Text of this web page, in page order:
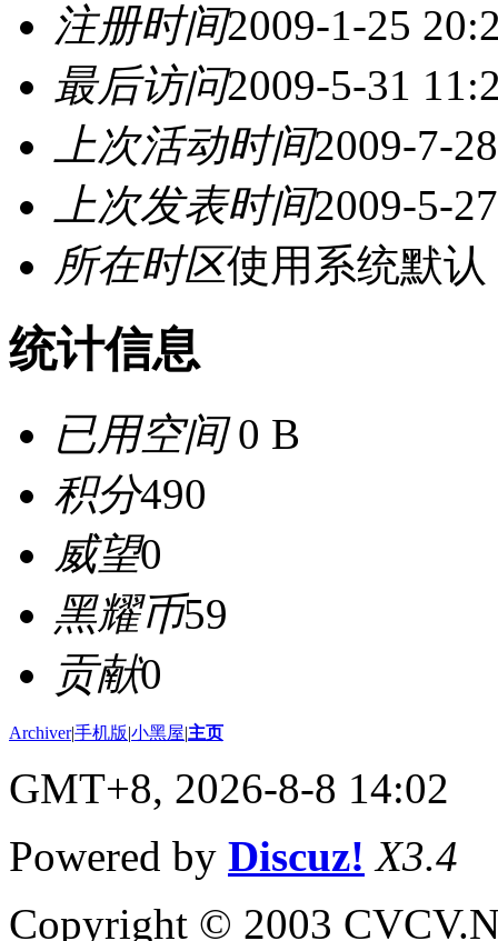
注册时间2009-1-25
最后访问2009-5-31
上次活动时间2009-7-
上次发表时间2009-5-
所在时区使用系统默认
统计信息
已用空间0 B
积分490
威望0
黑耀币59
贡献0
Archiver|手机版|小黑屋|主页
GMT+8, 2026-8-8 14:02
Powered by Discuz! X3.4
Copyright © 2003